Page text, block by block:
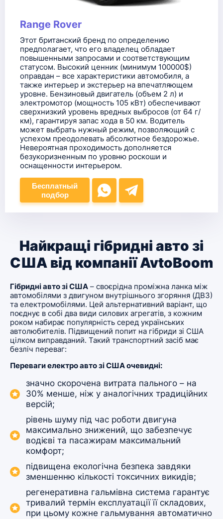
Range Rover
Этот британский бренд по определению
предполагает, что его владелец обладает
повышенными запросами и соответствующим
статусом. Высокий ценник (минимум 100000$)
оправдан – все характеристики автомобиля, а
также интерьер и экстерьер на впечатляющем
уровне. Бензиновый двигатель (объем 2 л) и
электромотор (мощность 105 кВт) обеспечивают
сверхнизкий уровень вредных выбросов (от 64 г/
км), гарантируя запас хода в 50 км. Водитель
может выбрать нужный режим, позволяющий с
успехом преодолевать абсолютное бездорожье.
Невероятная проходимость дополняется
безукоризненным по уровню роскоши и
оснащенности интерьером.
Бесплатный
подбор
Найкращі гібридні авто зі
США від компанії AvtoBoom
Гібридні авто зі США – своєрідна проміжна ланка між
автомобілями з двигуном внутрішнього згоряння (ДВЗ)
та електромобілями. Цей альтернативний варіант, що
поєднує в собі два види силових агрегатів, з кожним
роком набирає популярність серед українських
автолюбителів. Підвищений попит на гібриди зі США
цілком виправданий. Такий транспортний засіб має
безліч переваг:
Переваги електро авто зі США очевидні:
значно скорочена витрата пального – на
30% менше, ніж у аналогічних традиційних
версій;
рівень шуму під час роботи двигуна
максимально знижений, що забезпечує
водієві та пасажирам максимальний
комфорт;
підвищена екологічна безпека завдяки
зменшенню кількості токсичних викидів;
регенеративна гальмівна система гарантує
тривалий термін експлуатації її складових,
при цьому кожне гальмування автоматично